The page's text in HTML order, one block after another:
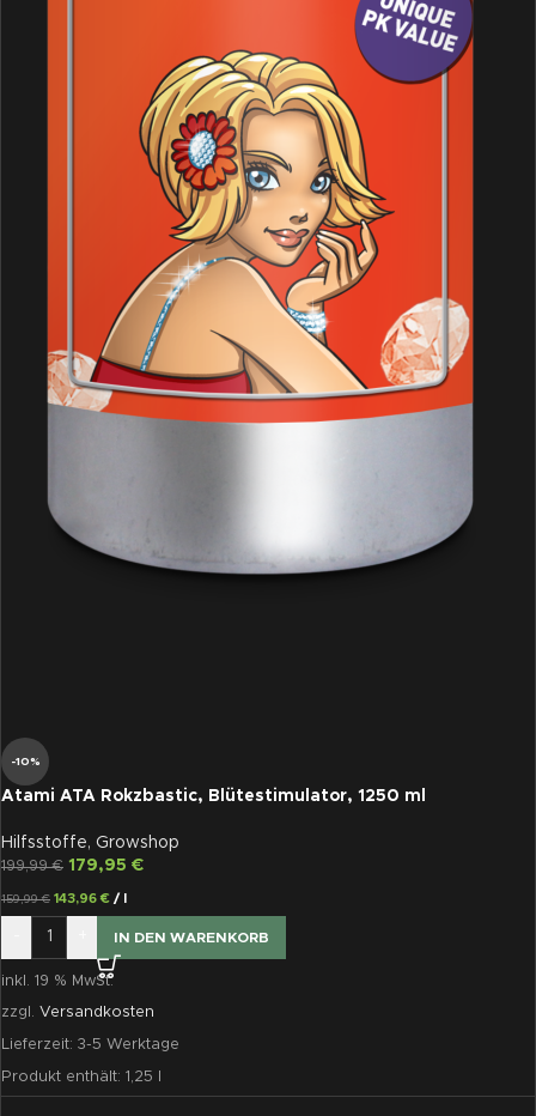
-10%
Atami ATA Rokzbastic, Blütestimulator, 1250 ml
Hilfsstoffe, Growshop
199,99€ 179,95 €
159,99€ 143,96€ /
IN DEN WARENKORB
inkl. 19 % MwSt.
zzgl. Versandkosten
Lieferzeit: 3-5 Werktage
Produkt enthält: 1,25